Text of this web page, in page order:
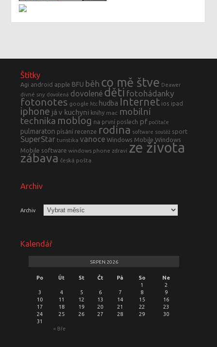
Štítky
Agi android apple BFU běh co mě štve Deawer
divné sny dovolená dovolené děti fotohádanky
fotonotes google htc hudba Internet ios ipad
iphone já v kuchyni knihy mac mobilní
technika moblog na první poslech pf počítače
pulmaraton písání recenze rodina software soutěž sport
SuperStar turistika vanoce Windows Mobile Windows
Mobile software windows phone zdraví ze života
zábava česká pošta
Archiv
Archiv
Kalendář
SRPEN 2026
Po Út St Čt Pá So Ne
« Bře
1
2
3
4 5 6 7 8
9
10
11 12 13 14 15
16
17
18 19 20 21 22
23
24
25 26 27 28 29
30
31